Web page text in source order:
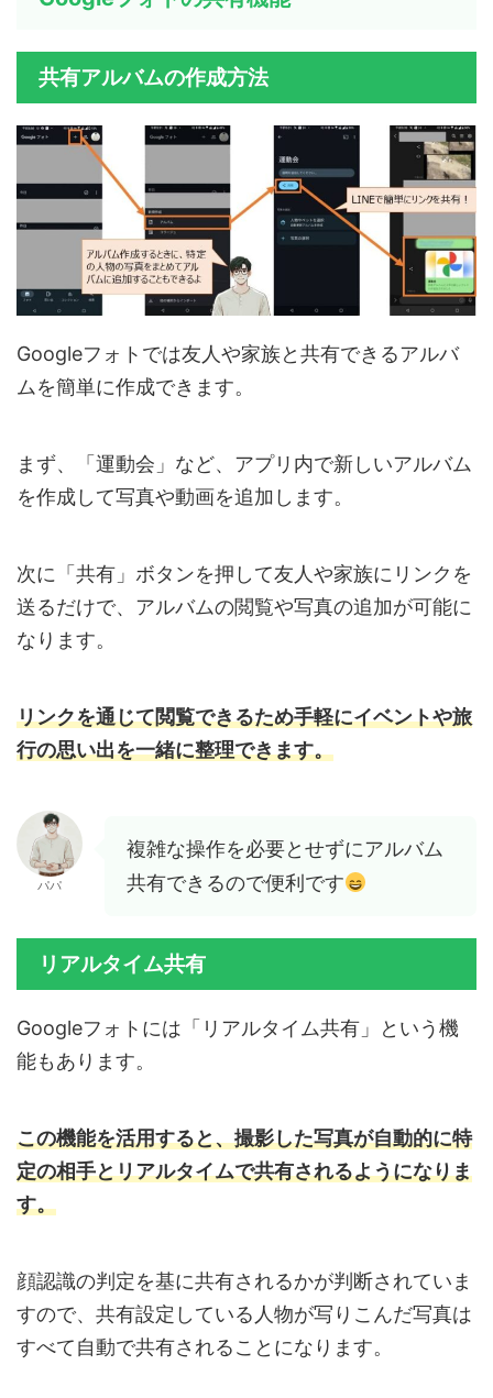
共有アルバムの作成方法
Googleフォトでは友人や家族と共有できるアルバ
ムを簡単に作成できます。
まず、「運動会」など、アプリ内で新しいアルバム
を作成して写真や動画を追加します。
次に「共有」ボタンを押して友人や家族にリンクを
送るだけで、アルバムの閲覧や写真の追加が可能に
なります。
リンクを通じて閲覧できるため手軽にイベントや旅
行の思い出を一緒に整理できます。
パパ
複雑な操作を必要とせずにアルバム
共有できるので便利です
リアルタイム共有
Googleフォトには「リアルタイム共有」という機
能もあります。
この機能を活用すると、撮影した写真が自動的に特
定の相手とリアルタイムで共有されるようになりま
す。
顔認識の判定を基に共有されるかが判断されていま
すので、共有設定している人物が写りこんだ写真は
すべて自動で共有されることになります。